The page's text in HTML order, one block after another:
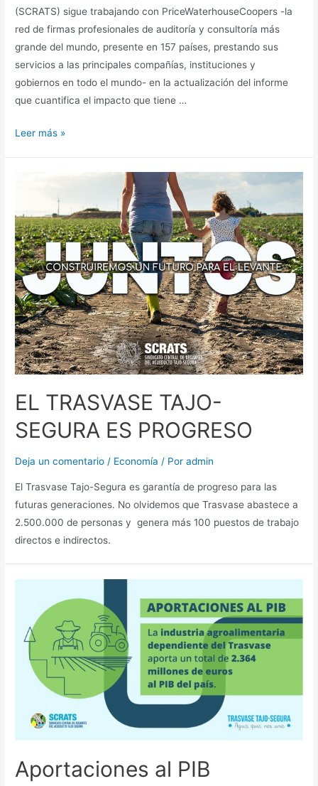
(SCRATS) sigue trabajando con PriceWaterhouseCoopers -la
red de firmas profesionales de auditoría y consultoría más
grande del mundo, presente en 157 países, prestando sus
servicios a las principales compañías, instituciones y
gobiernos en todo el mundo- en la actualización del informe
que cuantifica el impacto que tiene …
Leer más »
EL TRASVASE TAJO-
SEGURA ES PROGRESO
Deja un comentario / Economía / Poradmin
El Trasvase Tajo-Segura es garantía de progreso para las
futuras generaciones. No olvidemos que Trasvase abastece a
2.500.000 de personas y genera más 100 puestos de trabajo
directos e indirectos.
Aportaciones al PIB